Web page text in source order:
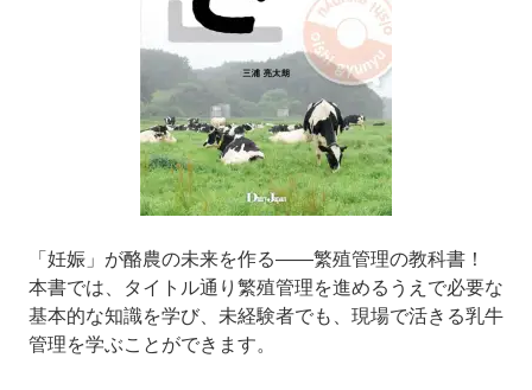
「妊娠」が酪農の未来を作る――繁殖管理の教科書！
本書では、タイトル通り繁殖管理を進めるうえで必要な
基本的な知識を学び、未経験者でも、現場で活きる乳牛
管理を学ぶことができます。